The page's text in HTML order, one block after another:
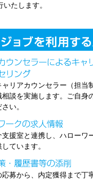
たします。
ャリアカウンセラー（担当
相談を実施します。ご自身
い。
支援室と連携し、ハローワ
ています。
募から、内定獲得まで丁